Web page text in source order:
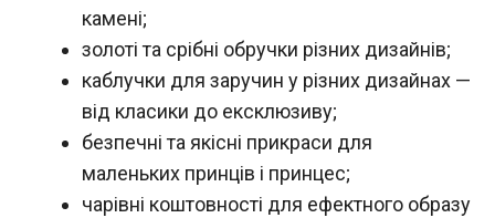
камені;
золоті та срібні обручки різних дизайнів;
каблучки для заручин у різних дизайнах —
від класики до ексклюзиву;
безпечні та якісні прикраси для
маленьких принців і принцес;
чарівні коштовності для ефектного образу